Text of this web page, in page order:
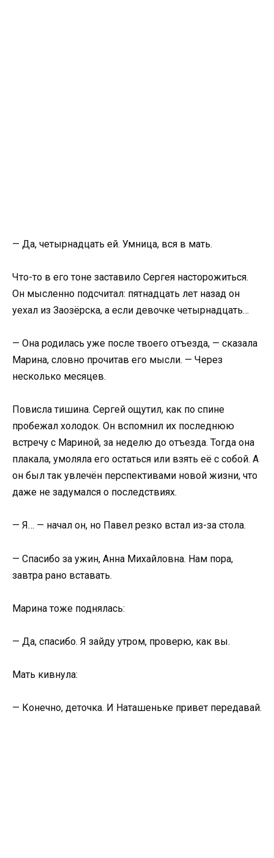
— Да, четырнадцать ей. Умница, вся в мать.
Что-то в его тоне заставило Сергея насторожиться.
Он мысленно подсчитал: пятнадцать лет назад он
уехал из Заозёрска, а если девочке четырнадцать…
— Она родилась уже после твоего отъезда, — сказала
Марина, словно прочитав его мысли. — Через
несколько месяцев.
Повисла тишина. Сергей ощутил, как по спине
пробежал холодок. Он вспомнил их последнюю
встречу с Мариной, за неделю до отъезда. Тогда она
плакала, умоляла его остаться или взять её с собой. А
он был так увлечён перспективами новой жизни, что
даже не задумался о последствиях.
— Я… — начал он, но Павел резко встал из-за стола.
— Спасибо за ужин, Анна Михайловна. Нам пора,
завтра рано вставать.
Марина тоже поднялась:
— Да, спасибо. Я зайду утром, проверю, как вы.
Мать кивнула:
— Конечно, деточка. И Наташеньке привет передавай.